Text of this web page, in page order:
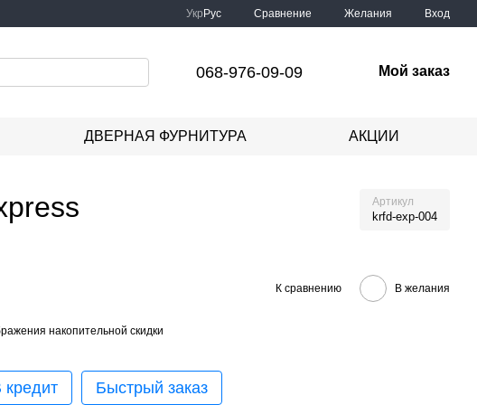
Укр Рус Сравнение Желания Вход
068-976-09-09 Мой заказ
ДВЕРНАЯ ФУРНИТУРА АКЦИИ
Артикул
krfd-exp-004
К сравнению В желания
накопительной скидки
кредит Быстрый заказ